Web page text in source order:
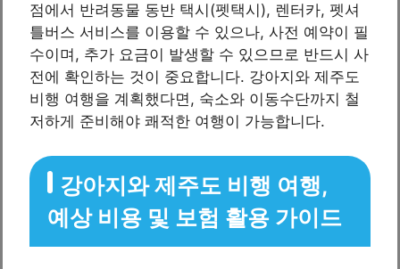
점에서 반려동물 동반 택시(펫택시), 렌터카, 펫셔
틀버스 서비스를 이용할 수 있으나, 사전 예약이 필
수이며, 추가 요금이 발생할 수 있으므로 반드시 사
전에 확인하는 것이 중요합니다. 강아지와 제주도
비행 여행을 계획했다면, 숙소와 이동수단까지 철
저하게 준비해야 쾌적한 여행이 가능합니다.
강아지와 제주도 비행 여행,
예상 비용 및 보험 활용 가이드